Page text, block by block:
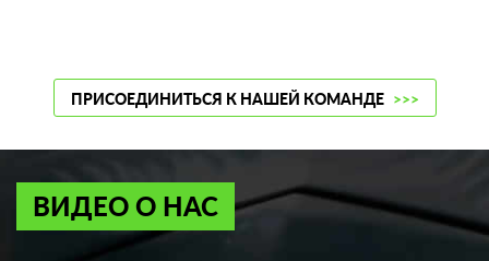
ПРИСОЕДИНИТЬСЯ К НАШЕЙ КОМАНДЕ >>>
ВИДЕО О НАС